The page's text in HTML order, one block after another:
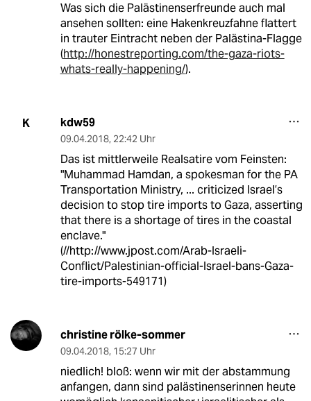
Was sich die Palästinenserfreunde auch mal
ansehen sollten: eine Hakenkreuzfahne flattert
in trauter Eintracht neben der Palästina-Flagge
(http://honestreporting.com/the-gaza-riots-
whats-really-happening/).
K kdw59
09.04.2018, 22:42 Uhr
Das ist mittlerweile Realsatire vom Feinsten:
"Muhammad Hamdan, a spokesman for the PA
Transportation Ministry, ... criticized Israel’s
decision to stop tire imports to Gaza, asserting
that there is a shortage of tires in the coastal
enclave."
(//http://www.jpost.com/Arab-Israeli-
Conflict/Palestinian-official-Israel-bans-Gaza-
tire-imports-549171)
christine rölke-sommer
09.04.2018, 15:27 Uhr
niedlich! bloß: wenn wir mit der abstammung
anfangen, dann sind palästinenserinnen heute